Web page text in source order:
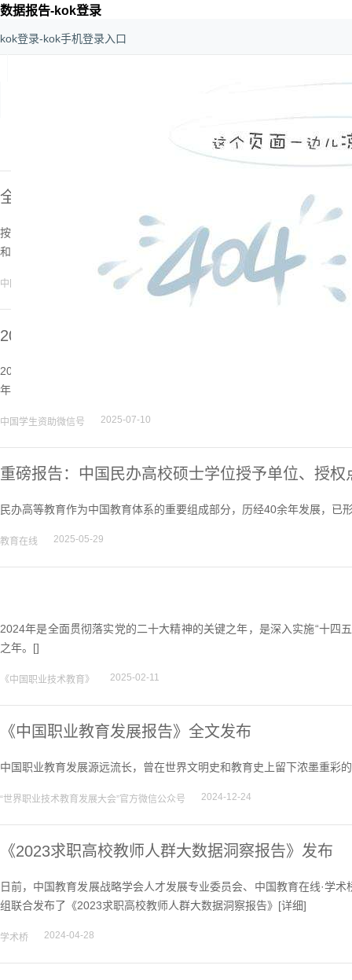
数据报告-kok登录
kok登录-kok手机登录入口
数据报告
全国人民代表大会常务委员会预算工作委员会、
表大会教育科学文化卫生委员会关于财政高等教
按照《全国人大常委会2025年度监督工作计划》安排，十四届全国人
和使用情况的报告。[
中国人大网
2024年中国学生资助发展报告出炉
2024年是深入贯彻落实党的二十大、二十届三中全会精神及全国教育
年。[
中国学生资助微信号 2025-07-10
重磅报告：中国民办高校硕士学位授予单位、授
民办高等教育作为中国教育体系的重要组成部分，历经40余年发展，已
教育在线 2025-05-29
2024年是全面贯彻落实党的二十大精神的关键之年，是深入实施“十四
之年。[]
《中国职业技术教育》 2025-02-11
《中国职业教育发展报告》全文发布
中国职业教育发展源远流长，曾在世界文明史和教育史上留下浓墨重彩
“世界职业技术教育发展大会”官方微信公众号 2024-12-24
《2023求职高校教师人群大数据洞察报告》发布
日前，中国教育发展战略学会人才发展专业委员会、中国教育在线·学
组联合发布了《2023求职高校教师人群大数据洞察报告》[详细]
学术桥 2024-04-28